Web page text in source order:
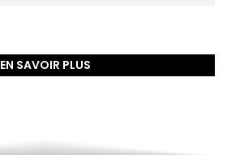
EN SAVOIR PLUS